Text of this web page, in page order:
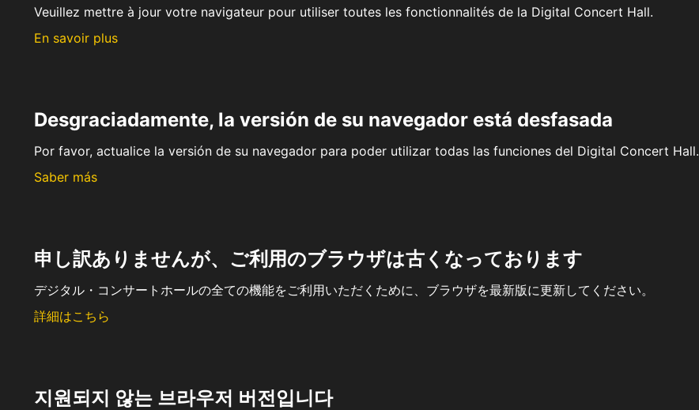
Veuillez mettre à jour votre navigateur pour utiliser toutes les fonctionnalités de la Digital Concert Hall.
En savoir plus
Desgraciadamente, la versión de su navegador está desfasada
Por favor, actualice la versión de su navegador para poder utilizar todas las funciones del Digital Concert Hall.
Saber más
申し訳ありませんが、ご利用のブラウザは古くなっております
デジタル・コンサートホールの全ての機能をご利用いただくために、ブラウザを最新版に更新してください。
詳細はこちら
지원되지 않는 브라우저 버전입니다